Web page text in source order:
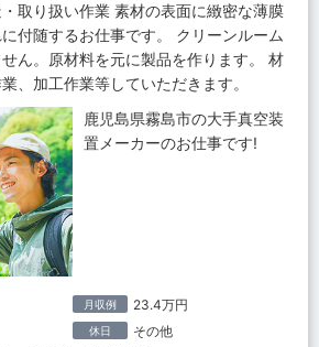
取り扱い作業 素材の表面に緻密な薄膜
付随するお仕事です。 クリーンルーム
ん。原材料を元に製品を作ります。 材
、加工作業等していただきます。
鹿児島県霧島市の大手真空装
置メーカーのお仕事です!
月収例 23.4万円
休日 その他